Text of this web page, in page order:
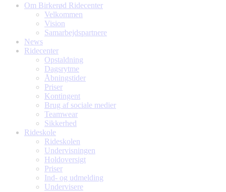
Om Birkerød Ridecenter
Velkommen
Vision
Samarbejdspartnere
News
Ridecenter
Opstaldning
Dagsrytme
Åbningstider
Priser
Kontingent
Brug af sociale medier
Teamwear
Sikkerhed
Rideskole
Rideskolen
Undervisningen
Holdoversigt
Priser
Ind- og udmelding
Undervisere